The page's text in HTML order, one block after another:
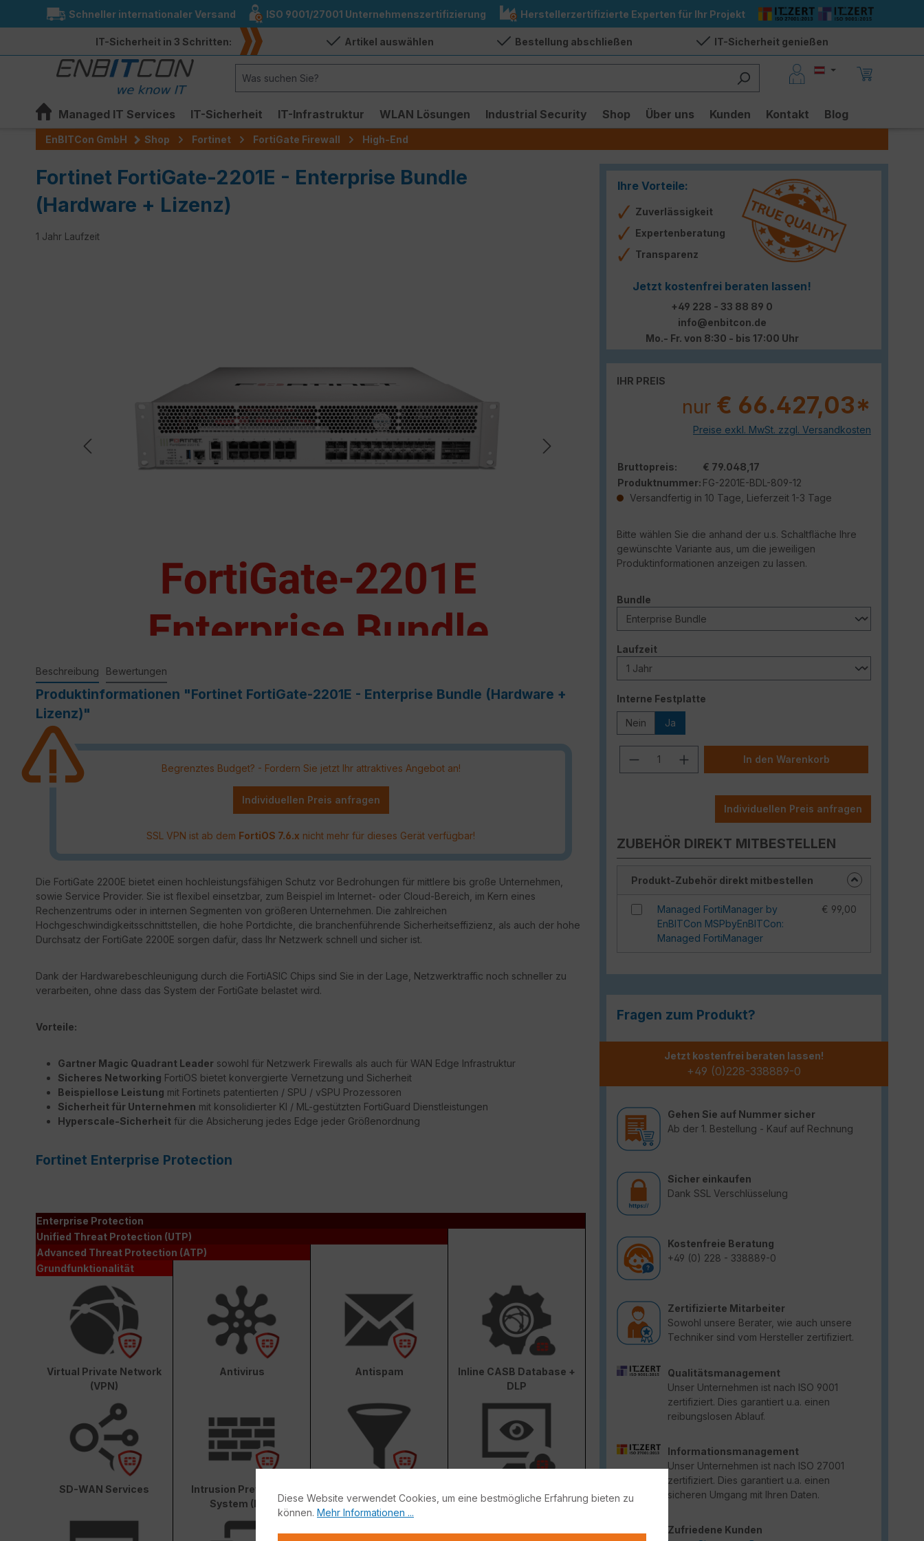
Zur Hauptnavigation springen
Schneller internationaler Versand ISO 9001/27001 Unternehmenszertifizierung Herstellerzertifizierte Experten für Ihr Projekt
IT-Sicherheit in 3 Schritten: Artikel auswählen Bestellung abschließen IT-Sicherheit genießen
Managed IT Services IT-Sicherheit IT-Infrastruktur WLAN Lösungen Industrial Security Shop Über uns Kunden Kontakt Blog
EnBITCon GmbH Shop Fortinet FortiGate Firewall High-End
Fortinet FortiGate-2201E - Enterprise Bundle
(Hardware + Lizenz)
1 Jahr Laufzeit
Ihre Vorteile:
Zuverlässigkeit
Expertenberatung
Transparenz
Jetzt kostenfrei beraten lassen!
+49 228 - 33 88 89 0
info@enbitcon.de
Mo.- Fr. von 8:30 - bis 17:00 Uhr
IHR PREIS
nur € 66.427,03*
Preise exkl. MwSt. zzgl. Versandkosten
Bruttopreis:
€ 79.048,17
Produktnummer: FG-2201E-BDL-809-12
Versandfertig in 10 Tage, Lieferzeit 1-3 Tage
Bitte wählen Sie die anhand der u.s. Schaltfläche Ihre
gewünschte Variante aus, um die jeweiligen
Produktinformationen anzeigen zu lassen.
Bundle
Laufzeitauswählen
Interne Festplatte
Nein Ja
Produkt Anzahl: Gib den
In den Warenkorb
Individuellen Preis anfragen
ZUBEHÖR DIREKT MITBESTELLEN
Produkt-Zubehör direkt mitbestellen
Managed FortiManager by
EnBITCon MSPbyEnBITCon:
Managed FortiManager
€ 99,00
Fragen zum Produkt?
Jetzt kostenfrei beraten lassen!
+49 (0)228-338889-0
Gehen Sie auf Nummer sicher
Ab der 1. Bestellung - Kauf auf Rechnung
Sicher einkaufen
Dank SSL Verschlüsselung
Kostenfreie Beratung
+49 (0) 228 - 338889-0
Zertifizierte Mitarbeiter
Sowohl unsere Berater, wie auch unsere
Techniker sind vom Hersteller zertifiziert.
Qualitätsmanagement
Unser Unternehmen ist nach ISO 9001
zertifiziert. Dies garantiert u.a. einen
reibungslosen Ablauf.
Informationsmanagement
Unser Unternehmen ist nach ISO 27001
zertifiziert. Dies garantiert u.a. einen
sicheren Umgang mit Ihren Daten.
Zufriedene Kunden
Beschreibung Bewertungen
Produktinformationen "Fortinet FortiGate-2201E - Enterprise Bundle (Hardware +
Lizenz)"
Begrenztes Budget? - Fordern Sie jetzt Ihr attraktives Angebot an!
Individuellen Preis anfragen
SSL VPN ist ab dem FortiOS 7.6.x nicht mehr für dieses Gerät verfügbar!
Die FortiGate 2200E bietet einen hochleistungsfähigen Schutz vor Bedrohungen für mittlere bis große Unternehmen,
sowie Service Provider. Sie ist flexibel einsetzbar, zum Beispiel im Internet- oder Cloud-Bereich, im Kern eines
Rechenzentrums oder in internen Segmenten von größeren Unternehmen. Die zahlreichen
Hochgeschwindigkeitsschnittstellen, die hohe Portdichte, die branchenführende Sicherheitseffizienz, als auch der hohe
Durchsatz der FortiGate 2200E sorgen dafür, dass Ihr Netzwerk schnell und sicher ist.
Dank der Hardwarebeschleunigung durch die FortiASIC Chips sind Sie in der Lage, Netzwerktraffic noch schneller zu
verarbeiten, ohne dass das System der FortiGate belastet wird.
Vorteile:
Gartner Magic Quadrant Leader sowohl für Netzwerk Firewalls als auch für WAN Edge Infrastruktur
Sicheres Networking FortiOS bietet konvergierte Vernetzung und Sicherheit
Beispiellose Leistung mit Fortinets patentierten / SPU / vSPU Prozessoren
Sicherheit für Unternehmen mit konsolidierter KI / ML-gestützten FortiGuard Dienstleistungen
Hyperscale-Sicherheit für die Absicherung jedes Edge jeder Größenordnung
Fortinet Enterprise Protection
Enterprise Protection
Unified Threat Protection (UTP)
Advanced Threat Protection (ATP)
Grundfunktionalität
Virtual Private Network
(VPN)
Antivirus Antispam
Inline CASB Database +
DLP
SD-WAN Services
Intrusion Prevention
System (IPS)
Prevention
Diese Website verwendet Cookies, um eine bestmögliche Erfahrung bieten zu
können. Mehr Informationen ...